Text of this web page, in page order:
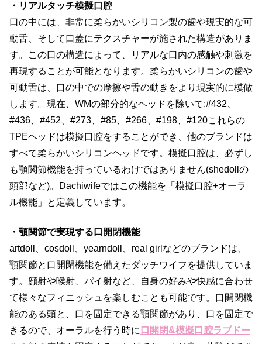
・リアルタッチ模擬口腔
口の中には、非常に柔らかいシリコン製の歯や現実的な可
動舌、そして口蓋にテクスチャーが施された構造がありま
す。この口の構造によって、リアルな口内の感触や刺激を
再現することが可能となります。柔らかいシリコンの歯や
可動舌は、口の中での摩擦や舌の動きをより現実的に模倣
します。現在、WMの部分的なヘッドを除いて:#432、
#436、#452、#273、#85、#266、#198、#120これらの
TPEヘッドは模擬口腔をすることができ、他のブランドは
すべて柔らかいシリコンヘッドです。模擬口腔は、必ずし
も顎関節機能を持っているわけではありません(shedollの
頭部など)。Dachiwifeではこの機能を「模擬口腔+オーラ
ル機能」と定義しています。
・顎関節で実現する口開閉機能
artdoll、cosdoll、yearndoll、real girlなどのブランドは、
顎関節と口開閉機能を備えたダッチワイフを提供していま
す。顔射や喉射、パイ射など、自身の好みや快感に合わせ
て様々なフィニッシュを楽しむことも可能です。口開閉機
能のある頭と、口を固定できる顎関節があり、口を固定で
きるので、オーラルを行う時に 口開閉&模擬口腔ラブドー